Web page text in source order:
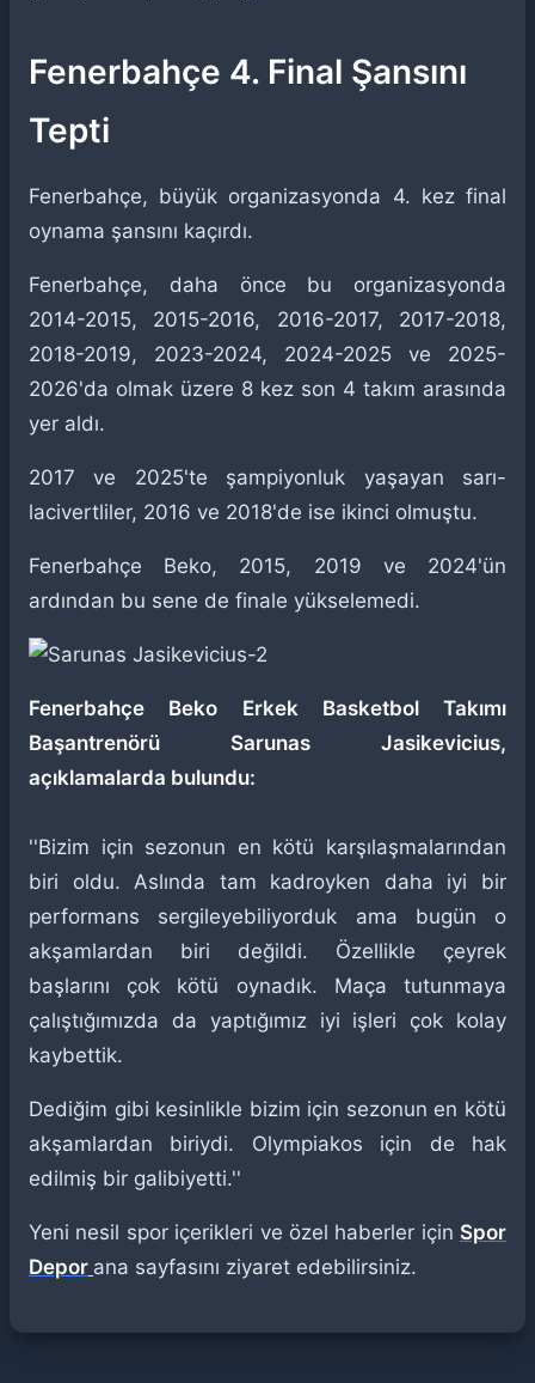
Fenerbahçe 4. Final Şansını
Tepti
Fenerbahçe, büyük organizasyonda 4. kez final
oynama şansını kaçırdı.
Fenerbahçe, daha önce bu organizasyonda
2014-2015, 2015-2016, 2016-2017, 2017-2018,
2018-2019, 2023-2024, 2024-2025 ve 2025-
2026'da olmak üzere 8 kez son 4 takım arasında
yer aldı.
2017 ve 2025'te şampiyonluk yaşayan sarı-
lacivertliler, 2016 ve 2018'de ise ikinci olmuştu.
Fenerbahçe Beko, 2015, 2019 ve 2024'ün
ardından bu sene de finale yükselemedi.
Fenerbahçe Beko Erkek Basketbol Takımı
Başantrenörü Sarunas Jasikevicius,
açıklamalarda bulundu:
''Bizim için sezonun en kötü karşılaşmalarından
biri oldu. Aslında tam kadroyken daha iyi bir
performans sergileyebiliyorduk ama bugün o
akşamlardan biri değildi. Özellikle çeyrek
başlarını çok kötü oynadık. Maça tutunmaya
çalıştığımızda da yaptığımız iyi işleri çok kolay
kaybettik.
Dediğim gibi kesinlikle bizim için sezonun en kötü
akşamlardan biriydi. Olympiakos için de hak
edilmiş bir galibiyetti.''
Yeni nesil spor içerikleri ve özel haberler için Spor
Depor ana sayfasını ziyaret edebilirsiniz.